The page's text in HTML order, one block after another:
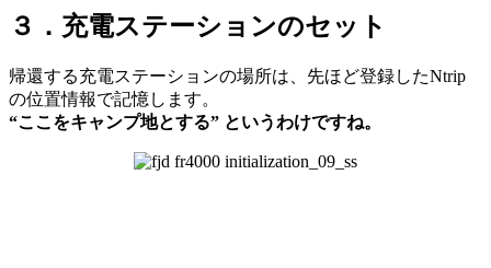
３．充電ステーションのセット
帰還する充電ステーションの場所は、先ほど登録したNtrip
の位置情報で記憶します。
“ここをキャンプ地とする” というわけですね。